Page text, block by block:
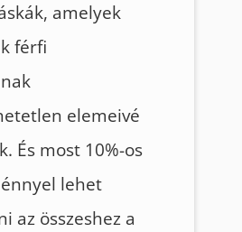
amelyek
férfi
elemeivé
És most 10%-os
lehet
az összeshez a